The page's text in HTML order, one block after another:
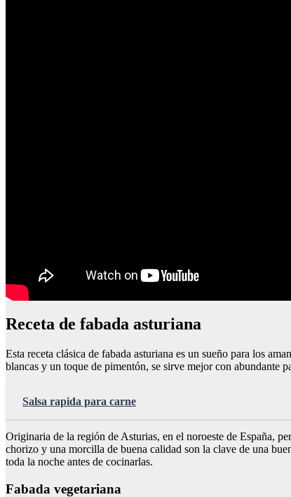
Receta de fabada asturiana
Esta receta clásica de fabada asturiana es un sueño para los
blancas y un toque de pimentón, se sirve mejor con abundante
Salsa rapida para carne
Originaria de la región de Asturias, en el noroeste de España,
chorizo y una morcilla de buena calidad son la clave de una
toda la noche antes de cocinarlas.
Fabada vegetariana